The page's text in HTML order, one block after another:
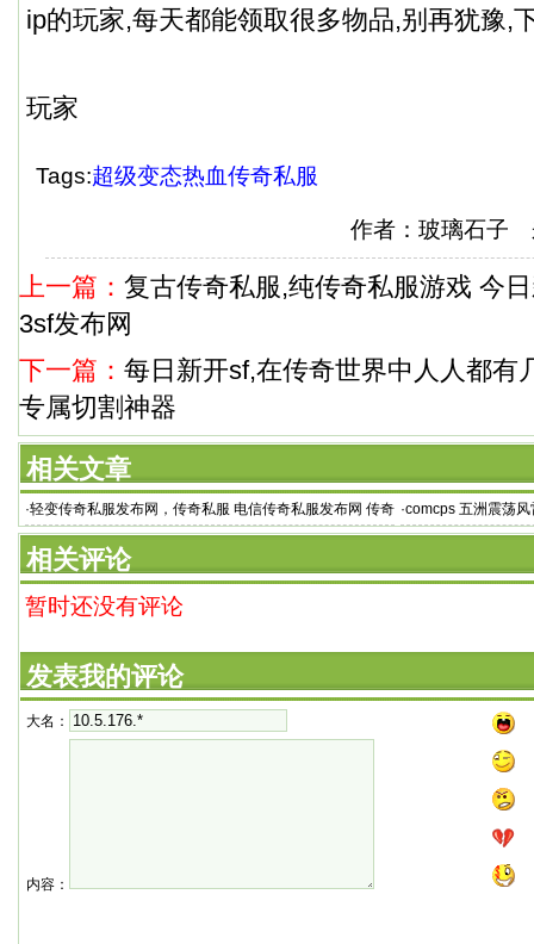
ip的玩家,每天都能领取很多物品,别再犹豫,
玩家
Tags:超级变态热血传奇私服
作者：玻璃石子
上一篇： 复古传奇私服,纯传奇私服游戏 今
3sf发布网
下一篇： 每日新开sf,在传奇世界中人人都有
专属切割神器
相关文章
·轻变传奇私服发布网，传奇私服 电信传奇私服发布网 传奇
私服1.
·comcps 五洲震荡风
相关评论
暂时还没有评论
发表我的评论
大名：
内容：